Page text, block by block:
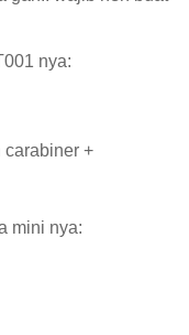
nya:
carabiner +
mini nya: